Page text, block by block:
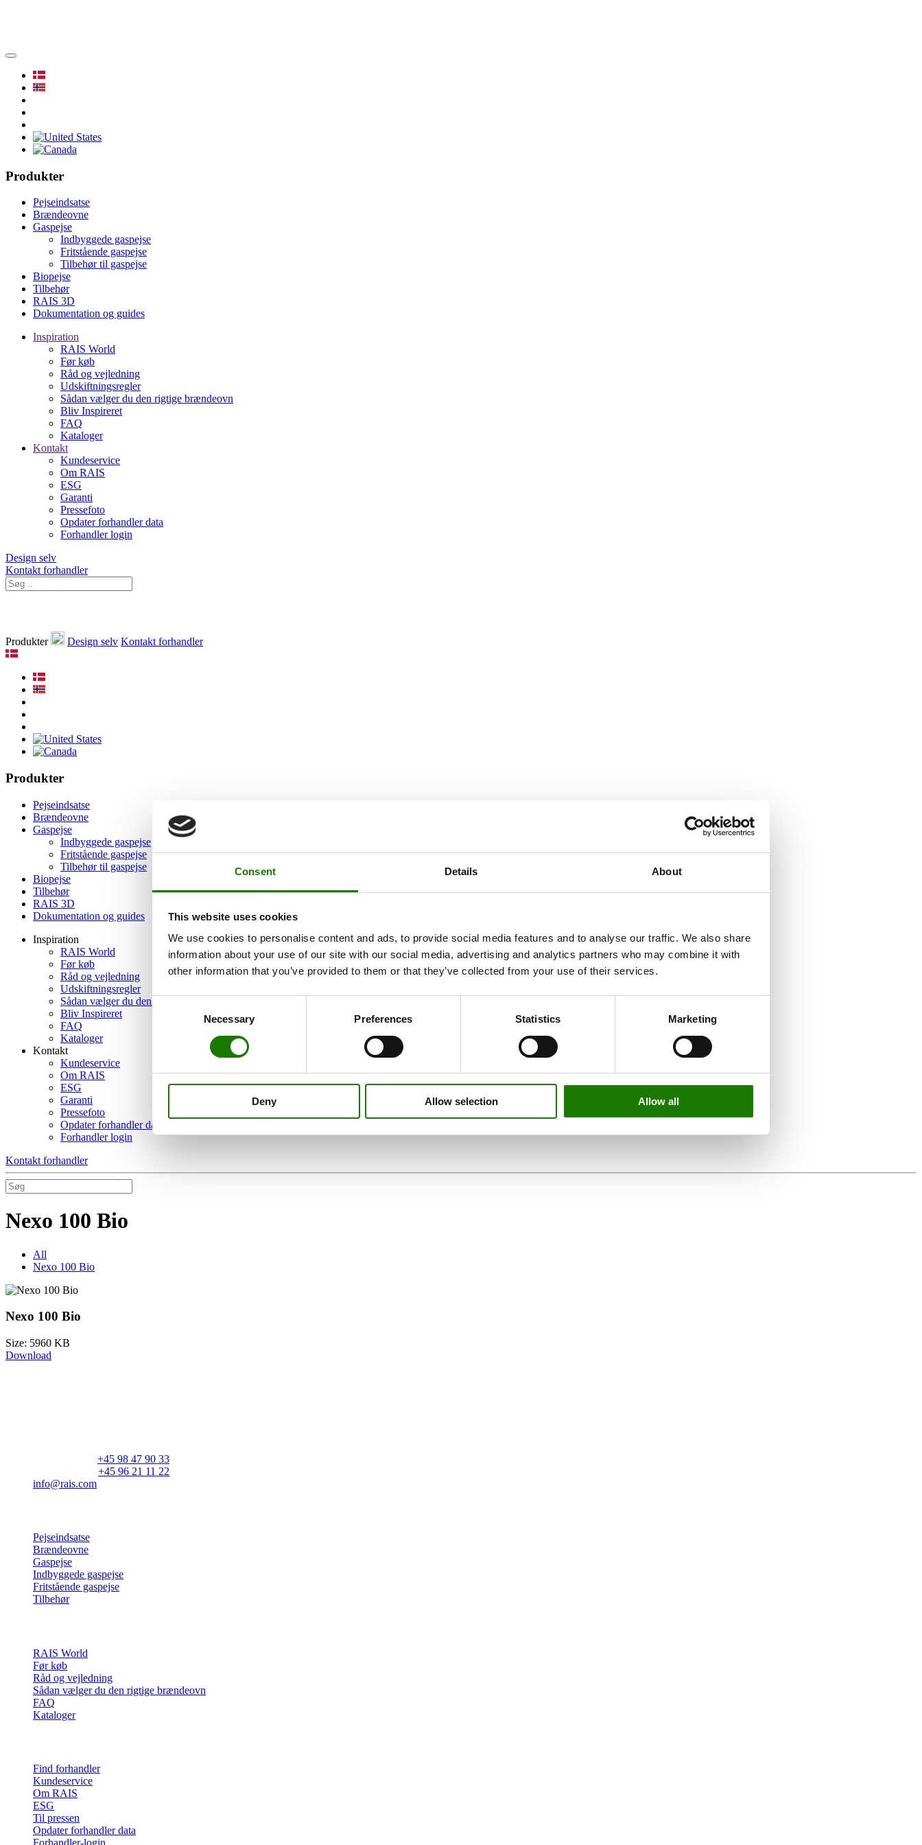
Consent Details About
This website uses cookies
We use cookies to personalise content and ads, to provide social media features and to analyse our traffic. We also share
information about your use of our site with our social media, advertising and analytics partners who may combine it with
other information that you’ve provided to them or that they’ve collected from your use of their services.
Consent
Necessary Preferences Statistics Marketing
Deny Allow selection Allow all
Produkter
Pejseindsatse
Brændeovne
Gaspejse
Indbyggede gaspejse
Fritstående gaspejse
Tilbehør til gaspejse
Biopejse
Tilbehør
RAIS 3D
Dokumentation og guides
Inspiration
RAIS World
Før køb
Råd og vejledning
Udskiftningsregler
Sådan vælger du den rigtige brændeovn
Bliv Inspireret
FAQ
Kataloger
Kontakt
Kundeservice
Om RAIS
ESG
Garanti
Pressefoto
Opdater forhandler data
Forhandler login
Design selv
Kontakt forhandler
Produkter Design selv Kontakt forhandler
Produkter
Pejseindsatse
Brændeovne
Gaspejse
Indbyggede gaspejse
Fritstående gaspejse
Tilbehør til gaspejse
Biopejse
Tilbehør
RAIS 3D
Dokumentation og guides
Inspiration
RAIS World
Før køb
Råd og vejledning
Udskiftningsregler
Sådan vælger du den rigtige brændeovn
Bliv Inspireret
FAQ
Kataloger
Kontakt
Kundeservice
Om RAIS
ESG
Garanti
Pressefoto
Opdater forhandler data
Forhandler login
Kontakt forhandler
Nexo 100 Bio
All
Nexo 100 Bio
Nexo 100 Bio
Size: 5960 KB
Download
+45 98 47 90 33
+45 96 21 11 22
info@rais.com
Pejseindsatse
Brændeovne
Gaspejse
Indbyggede gaspejse
Fritstående gaspejse
Tilbehør
RAIS World
Før køb
Råd og vejledning
Sådan vælger du den rigtige brændeovn
FAQ
Kataloger
Find forhandler
Kundeservice
Om RAIS
ESG
Til pressen
Opdater forhandler data